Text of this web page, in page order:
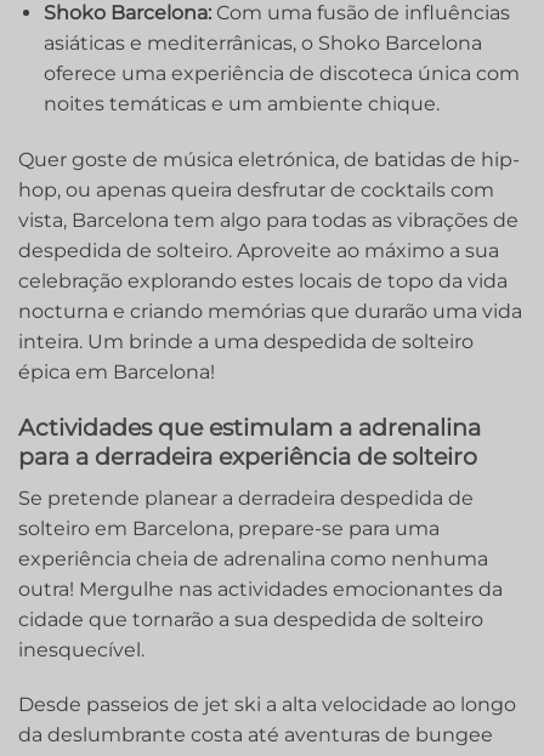
Shoko Barcelona:Com uma fusão de influências
asiáticas e mediterrânicas, o Shoko Barcelona
oferece uma experiência de discoteca única com
noites temáticas e um ambiente chique.
Quer goste de música eletrónica, de batidas de hip-
hop,‍ ou apenas queira desfrutar de cocktails com
vista, Barcelona tem algo para todas as vibrações de
despedida de solteiro. Aproveite ao máximo a sua
celebração explorando estes locais de topo da vida
nocturna e criando memórias que durarão uma vida
inteira. Um brinde a uma despedida de solteiro
épica em Barcelona!
Actividades que estimulam a adrenalina
para a derradeira experiência de solteiro
Se pretende planear a derradeira despedida de
solteiro em Barcelona, prepare-se para uma
experiência cheia de adrenalina como nenhuma
outra! Mergulhe nas actividades emocionantes da
cidade que tornarão a sua despedida de solteiro
inesquecível.
Desde passeios de jet ski a alta velocidade ao longo
da deslumbrante costa até aventuras de bungee